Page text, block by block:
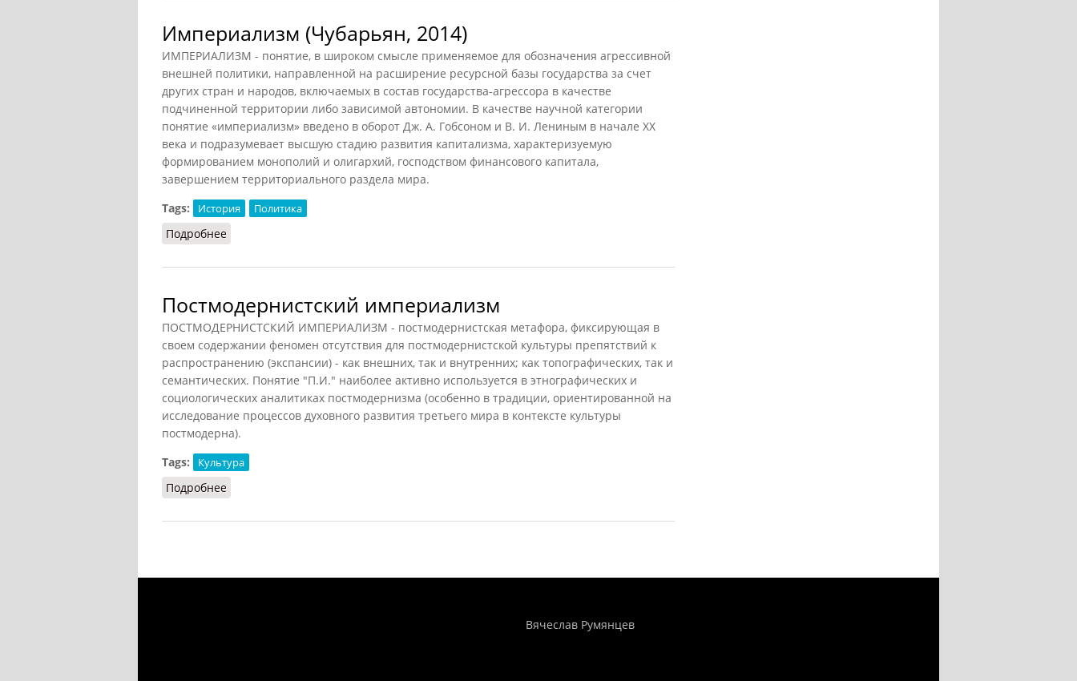
Империализм (Чубарьян, 2014)
ИМПЕРИАЛИЗМ - понятие, в широком смысле применяемое для обозначения агрессивной
внешней политики, направленной на расширение ресурсной базы государства за счет
других стран и народов, включаемых в состав государства-агрессора в качестве
подчиненной территории либо зависимой автономии. В качестве научной категории
понятие «империализм» введено в оборот Дж. А. Гобсоном и В. И. Лениным в начале XX
века и подразумевает высшую стадию развития капитализма, характеризуемую
формированием монополий и олигархий, господством финансового капитала,
завершением территориального раздела мира.
Tags:
История Политика
Подробнее
Постмодернистский империализм
ПОСТМОДЕРНИСТСКИЙ ИМПЕРИАЛИЗМ - постмодернистская метафора, фиксирующая в
своем содержании феномен отсутствия для постмодернистской культуры препятствий к
распространению (экспансии) - как внешних, так и внутренних; как топографических, так и
семантических. Понятие "П.И." наиболее активно используется в этнографических и
социологических аналитиках постмодернизма (особенно в традиции, ориентированной на
исследование процессов духовного развития третьего мира в контексте культуры
постмодерна).
Tags:
Культура
Подробнее
Вячеслав Румянцев